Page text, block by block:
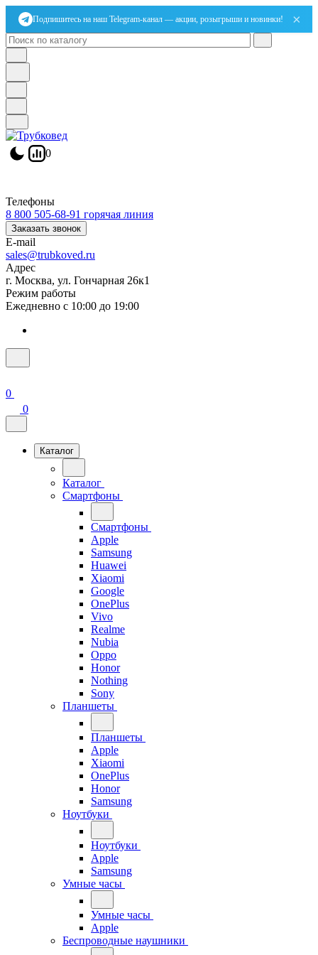
Подпишитесь на наш Telegram-канал — акции, розыгрыши и новинки! ×
0
Телефоны
8 800 505-68-91 горячая линия
Заказать звонок
E-mail
sales@trubkoved.ru
Адрес
г. Москва, ул. Гончарная 26к1
Режим работы
Ежедневно с 10:00 до 19:00
0
0
Каталог
Каталог
Смартфоны
Смартфоны
Apple
Samsung
Huawei
Xiaomi
Google
OnePlus
Vivo
Realme
Nubia
Oppo
Honor
Nothing
Sony
Планшеты
Планшеты
Apple
Xiaomi
OnePlus
Honor
Samsung
Ноутбуки
Ноутбуки
Apple
Samsung
Умные часы
Умные часы
Apple
Беспроводные наушники